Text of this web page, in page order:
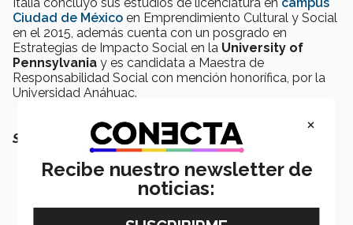
Ciudad de México en Emprendimiento Cultural y Social
en el 2015, además cuenta con un posgrado en
Estrategias de Impacto Social en la University of
Pennsylvania y es candidata a Maestra de
Responsabilidad Social con mención honorífica, por la
Universidad Anáhuac.
SEGURO QUERRÁS LEER TAMBIÉN:
×
Recibe nuestro newsletter de
noticias: